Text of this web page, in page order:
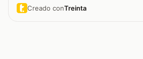
Creado conTreinta